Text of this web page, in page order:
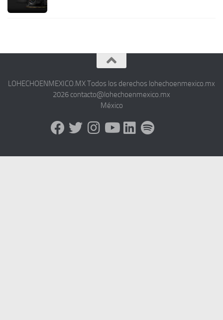
LOHECHOENMEXICO.MX Todos los derechos lohechoenmexico.mx
2026 contacto@lohechoenmexico.mx
México